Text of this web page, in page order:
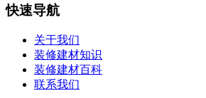
快速导航
关于我们
装修建材知识
装修建材百科
联系我们